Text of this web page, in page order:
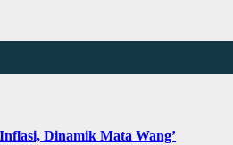
Dinamik Mata Wang’